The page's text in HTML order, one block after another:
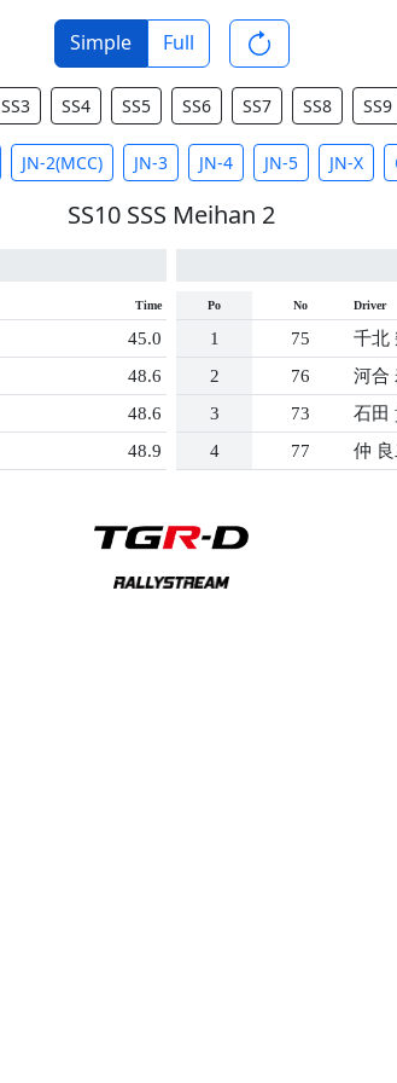
Simple Full
SS3 SS4 SS5 SS6 SS7 SS8 SS9
JN-2(MCC) JN-3 JN-4 JN-5 JN-X
SS10 SSS Meihan 2
Time
45.0
48.6
48.6
48.9
Po No Driver
1 75 千北
2
76 河合
3
73 石田
4
77 仲 良